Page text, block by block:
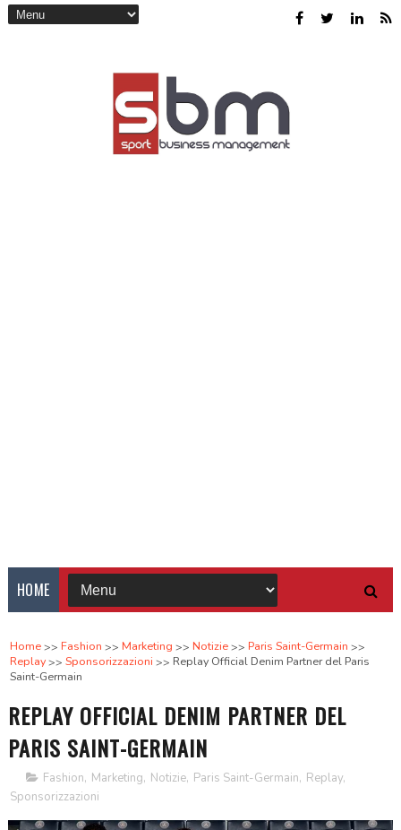
HOME
Home Fashion Marketing Notizie
Paris Saint-Germain
Replay
Sponsorizzazioni
Replay Official Denim Partner del Paris
Saint-Germain
REPLAY OFFICIAL DENIM PARTNER DEL
PARIS SAINT-GERMAIN
Fashion, Marketing, Notizie, Paris Saint-Germain, Replay,
Sponsorizzazioni